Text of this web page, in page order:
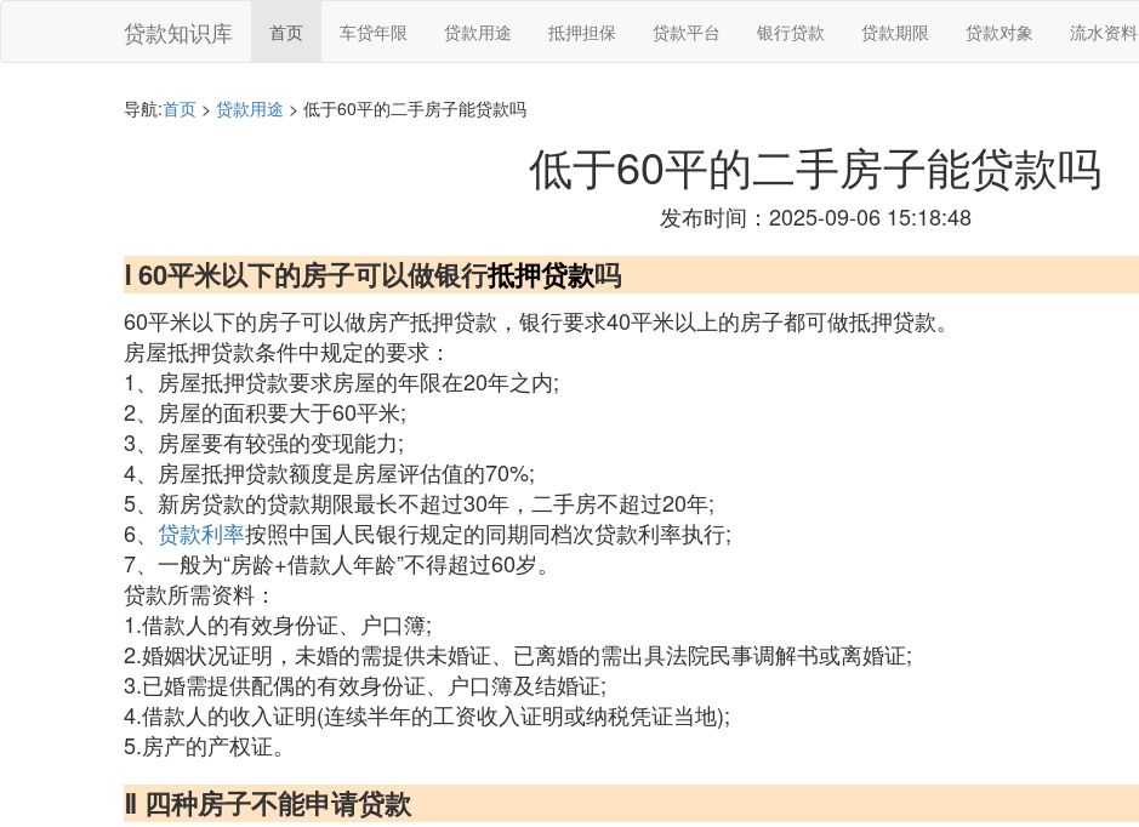
贷款知识库 首页 车贷年限 贷款用途 抵押担保 贷款平台 银行贷款 贷款期限 贷款对象 流水资料
导航:首页 > 贷款用途 > 低于60平的二手房子能贷款吗
低于60平的二手房子能贷款吗
发布时间：2025-09-06 15:18:48
Ⅰ 60平米以下的房子可以做银行抵押贷款吗
60平米以下的房子可以做房产抵押贷款，银行要求40平米以上的房子都可做抵押贷款。
房屋抵押贷款条件中规定的要求：
1、房屋抵押贷款要求房屋的年限在20年之内;
2、房屋的面积要大于60平米;
3、房屋要有较强的变现能力;
4、房屋抵押贷款额度是房屋评估值的70%;
5、新房贷款的贷款期限最长不超过30年，二手房不超过20年;
6、 贷款利率按照中国人民银行规定的同期同档次贷款利率执行;
7、一般为“房龄+借款人年龄”不得超过60岁。
贷款所需资料：
1.借款人的有效身份证、户口簿;
2.婚姻状况证明，未婚的需提供未婚证、已离婚的需出具法院民事调解书或离婚证;
3.已婚需提供配偶的有效身份证、户口簿及结婚证;
4.借款人的收入证明(连续半年的工资收入证明或纳税凭证当地);
5.房产的产权证。
Ⅱ 四种房子不能申请贷款